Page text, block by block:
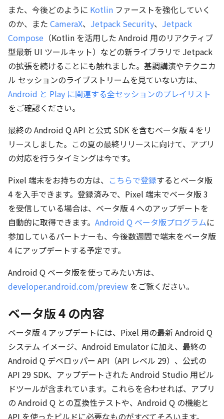
また、今後どのように Kotlin ファーストを強化していく
のか、また CameraX、 Jetpack Security、 Jetpack
Compose （Kotlin を活用した Android 用のリアクティブ
型最新 UI ツールキット）などの新ライブラリで Jetpack
の拡張を続けることにも触れました。基調講演やテクニカ
ル セッションのライブストリームを見ていない方は、
Android と Play に関連する全セッションのプレイリスト
をご確認ください。
最終の Android Q API と公式 SDK を含むベータ版 4 をリ
リースしました。この夏の最終リリースに向けて、アプリ
の対応を行うタイミングは今です。
Pixel 端末をお持ちの方は、 こちらで登録するとベータ版
4 を入手できます。登録済みで、Pixel 端末でベータ版 3
を受信している場合は、ベータ版 4 へのアップデートを
自動的に取得できます。 Android Q ベータ版プログラムに
参加しているパートナーも、今後数週間で端末をベータ版
4 にアップデートする予定です。
Android Q ベータ版を使ってみたい方は、
developer.android.com/preview をご覧ください。
ベータ版 4 の内容
ベータ版 4 アップデートには、Pixel 用の最新 Android Q
システム イメージ、Android Emulator に加え、最終の
Android Q デベロッパー API（API レベル 29）、公式の
API 29 SDK、アップデートされた Android Studio 用ビル
ドツールが含まれています。これらを合わせれば、アプリ
の Android Q との互換性テストや、Android Q の機能と
API を使ったビルドに必要なものがすべてそろいます。